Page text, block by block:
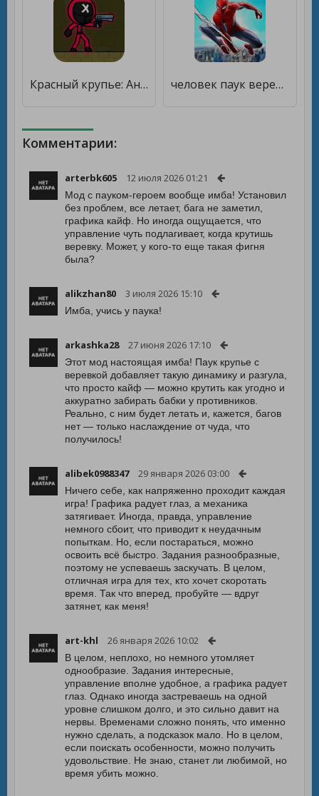
Красный крупье: Анимация против драки крупье [Много монет] человек паук веревка война преступность [Мод меню]
Комментарии:
arterbk605 12 июля 2026 01:21
Мод с пауком-героем вообще имба! Установил
без проблем, все летает, бага не заметил,
графика кайф. Но иногда ощущается, что
управление чуть подлагивает, когда крутишь
веревку. Может, у кого-то еще такая фигня
была?
alikzhan80 3 июля 2026 15:10
Имба, учись у паука!
arkashka28 27 июня 2026 17:10
Этот мод настоящая имба! Паук крупье с
веревкой добавляет такую динамику и разгула,
что просто кайф — можно крутить как угодно и
аккуратно забирать бабки у противников.
Реально, с ним будет летать и, кажется, багов
нет — только наслаждение от чуда, что
получилось!
alibek0988347 29 января 2026 03:00
Ничего себе, как напряженно проходит каждая
игра! Графика радует глаз, а механика
затягивает. Иногда, правда, управление
немного сбоит, что приводит к неудачным
попыткам. Но, если постараться, можно
освоить всё быстро. Задания разнообразные,
поэтому не успеваешь заскучать. В целом,
отличная игра для тех, кто хочет скоротать
время. Так что вперед, пробуйте — вдруг
затянет, как меня!
art-khl 26 января 2026 10:02
В целом, неплохо, но немного утомляет
однообразие. Задания интересные,
управление вполне удобное, а графика радует
глаз. Однако иногда застреваешь на одной
уровне слишком долго, и это сильно давит на
нервы. Временами сложно понять, что именно
нужно сделать, а подсказок мало. Но в целом,
если поискать особенности, можно получить
удовольствие. Не знаю, станет ли любимой, но
время убить можно.